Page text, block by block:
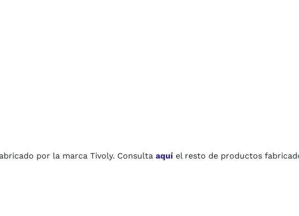
por la marca Tivoly. Consulta aquí el resto de productos